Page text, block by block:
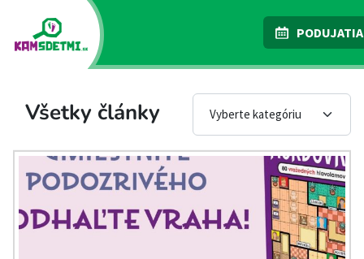
PODUJATIA
Všetky články